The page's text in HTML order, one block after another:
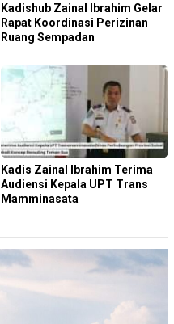
Kadishub Zainal Ibrahim Gelar
Rapat Koordinasi Perizinan
Ruang Sempadan
Kadis Zainal Ibrahim Terima
Audiensi Kepala UPT Trans
Mamminasata